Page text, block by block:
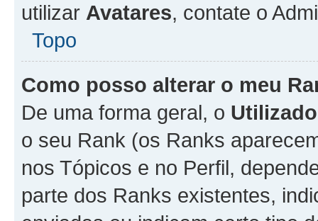
utilizar Avatares, contate o
Topo
Como posso alterar o meu
De uma forma geral, o
o seu Rank (os Ranks
nos Tópicos e no Perfil,
parte dos Ranks existentes,